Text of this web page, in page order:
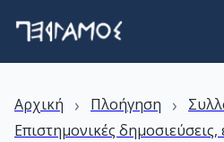
Αρχική › Πλοήγηση ›
Επιστημονικές δημοσιεύσεις,